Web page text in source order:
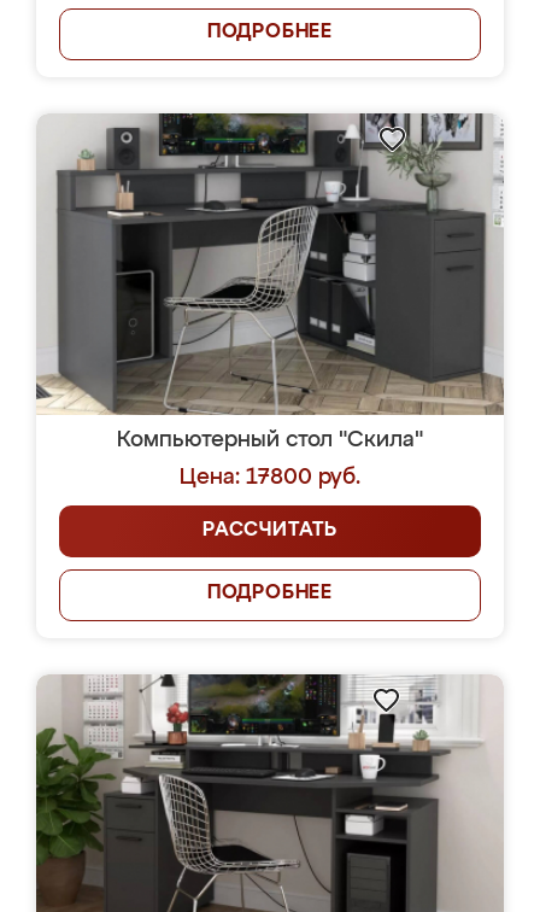
ПОДРОБНЕЕ
Компьютерный стол "Скила"
Цена: 17800 руб.
РАССЧИТАТЬ
ПОДРОБНЕЕ